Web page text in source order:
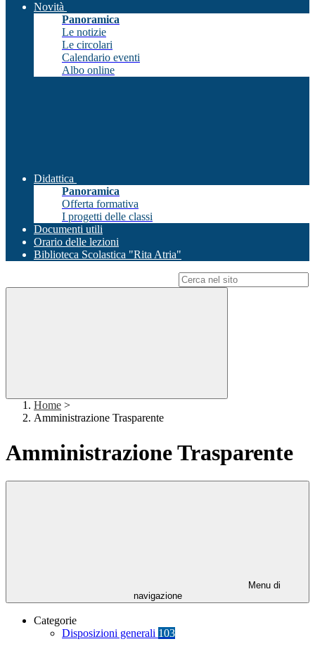
Novità
Panoramica
Le notizie
Le circolari
Calendario eventi
Albo online
Didattica
Panoramica
Offerta formativa
I progetti delle classi
Documenti utili
Orario delle lezioni
Biblioteca Scolastica "Rita Atria"
Home >
Amministrazione Trasparente
Amministrazione Trasparente
Menu di
navigazione
Categorie
Disposizioni generali 103